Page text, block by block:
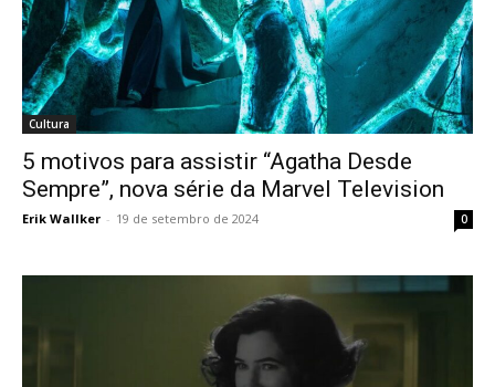
Cultura
5 motivos para assistir “Agatha Desde
Sempre”, nova série da Marvel Television
Erik Wallker - 19 de setembro de 2024 0